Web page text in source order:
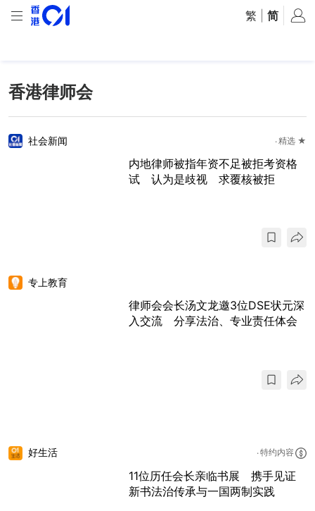
繁 简
香港律师会
社会新闻 精选 ★
内地律师被指年资不足被拒考资格
试 认为是歧视 求覆核被拒
专上教育
律师会会长汤文龙邀3位DSE状元深
入交流 分享法治、专业责任体会
好生活 特约内容
11位历任会长亲临书展 携手见证
新书法治传承与一国两制实践